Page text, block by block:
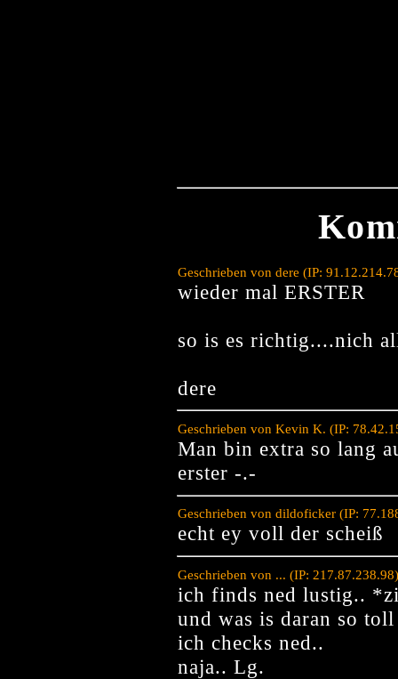
Geschrieben von dere (IP:
wieder mal ERSTER
so is es richtig....nich
dere
Geschrieben von Kevin K. (IP:
Man bin extra so lang
erster -.-
Geschrieben von dildoficker (IP:
echt ey voll der scheiß
Geschrieben von ... (IP:
ich finds ned lustig..
und was is daran so
ich checks ned..
naja.. Lg.